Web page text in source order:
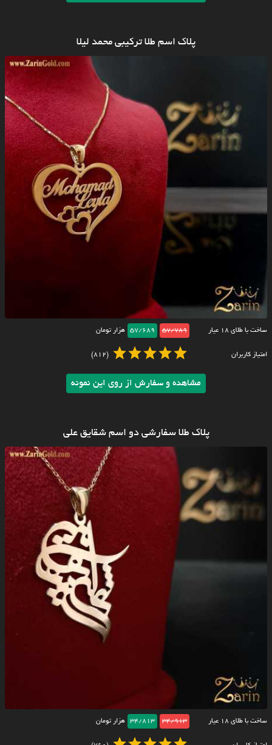
پلاک اسم طلا ترکیبی محمد لیلا
ساخت با طلای ۱۸ عیار 57/789
57/689 هزار تومان
امتیاز کاربران (812)
مشاهده و سفارش از روی این نمونه
پلاک طلا سفارشی دو اسم شقایق علی
ساخت با طلای ۱۸ عیار 34/913
34/813 هزار تومان